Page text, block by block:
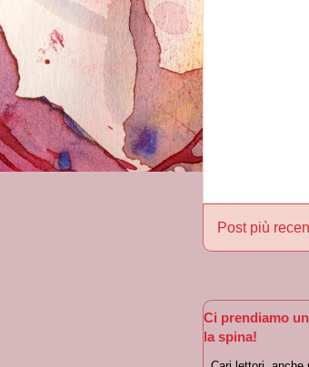
Post più
Ci prendiamo
la spina!